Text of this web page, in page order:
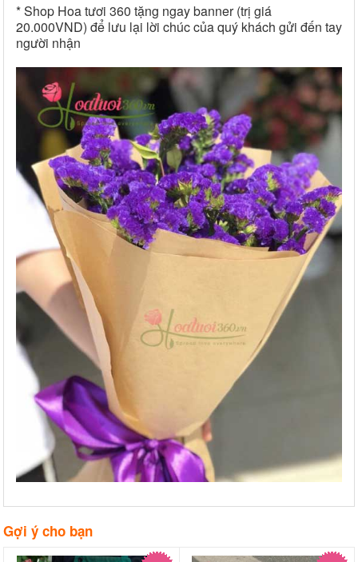
* Shop Hoa tươi 360 tặng ngay banner (trị giá
20.000VND) để lưu lại lời chúc của quý khách gửi đến tay
người nhận
Gợi ý cho bạn